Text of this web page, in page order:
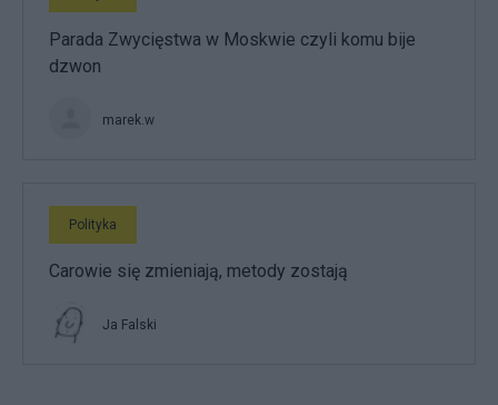
Parada Zwycięstwa w Moskwie czyli komu bije
dzwon
marek.w
Polityka
Carowie się zmieniają, metody zostają
Ja Falski